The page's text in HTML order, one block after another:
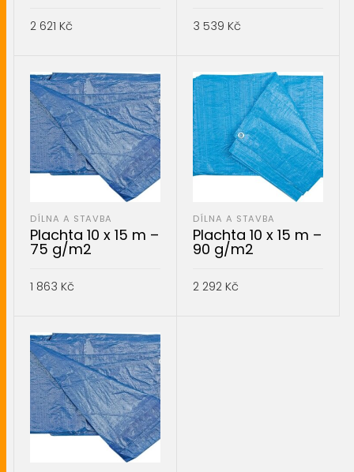
2 621 Kč 3 539 Kč
DÍLNA A STAVBA
Plachta 10 x 15 m –
75 g/m2
1 863 Kč
DÍLNA A STAVBA
Plachta 10 x 15 m –
90 g/m2
2 292 Kč